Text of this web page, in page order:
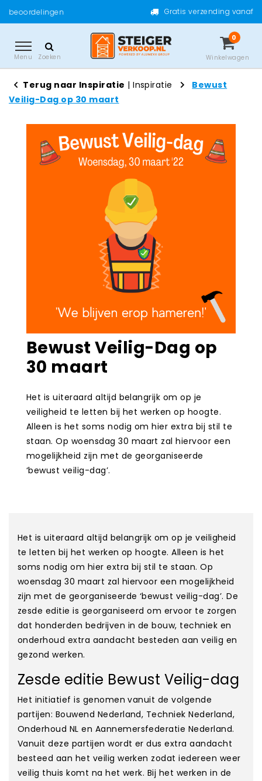
Gratis verzending vanaf €200,- excl. btw
Menu Zoeken
0
Winkelwagen
Terug naar Inspiratie |Inspiratie
Bewust
Veilig-Dag op 30 maart
Bewust Veilig-Dag op
30 maart
Het is uiteraard altijd belangrijk om op je
veiligheid te letten bij het werken op hoogte.
Alleen is het soms nodig om hier extra bij stil te
staan. Op woensdag 30 maart zal hiervoor een
mogelijkheid zijn met de georganiseerde
‘bewust veilig-dag’.
Het is uiteraard altijd belangrijk om op je veiligheid
te letten bij het werken op hoogte. Alleen is het
soms nodig om hier extra bij stil te staan. Op
woensdag 30 maart zal hiervoor een mogelijkheid
zijn met de georganiseerde ‘bewust veilig-dag’. De
zesde editie is georganiseerd om ervoor te zorgen
dat honderden bedrijven in de bouw, techniek en
onderhoud extra aandacht besteden aan veilig en
gezond werken.
Zesde editie Bewust Veilig-dag
Het initiatief is genomen vanuit de volgende
partijen: Bouwend Nederland, Techniek Nederland,
Onderhoud NL en Aannemersfederatie Nederland.
Vanuit deze partijen wordt er dus extra aandacht
besteed aan het veilig werken zodat iedereen weer
veilig thuis komt na het werk. Bij het werken in de